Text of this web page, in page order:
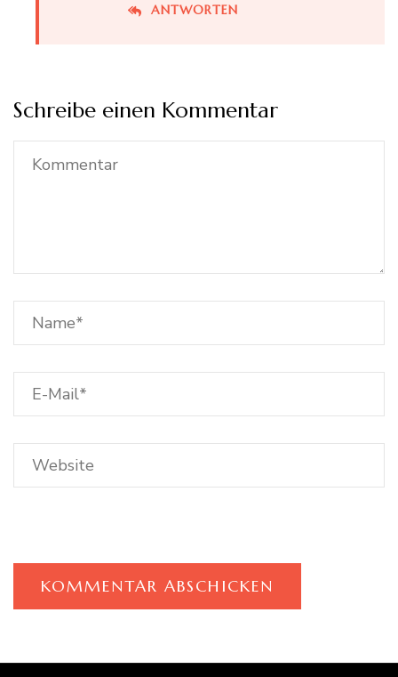
ANTWORTEN
Schreibe einen Kommentar